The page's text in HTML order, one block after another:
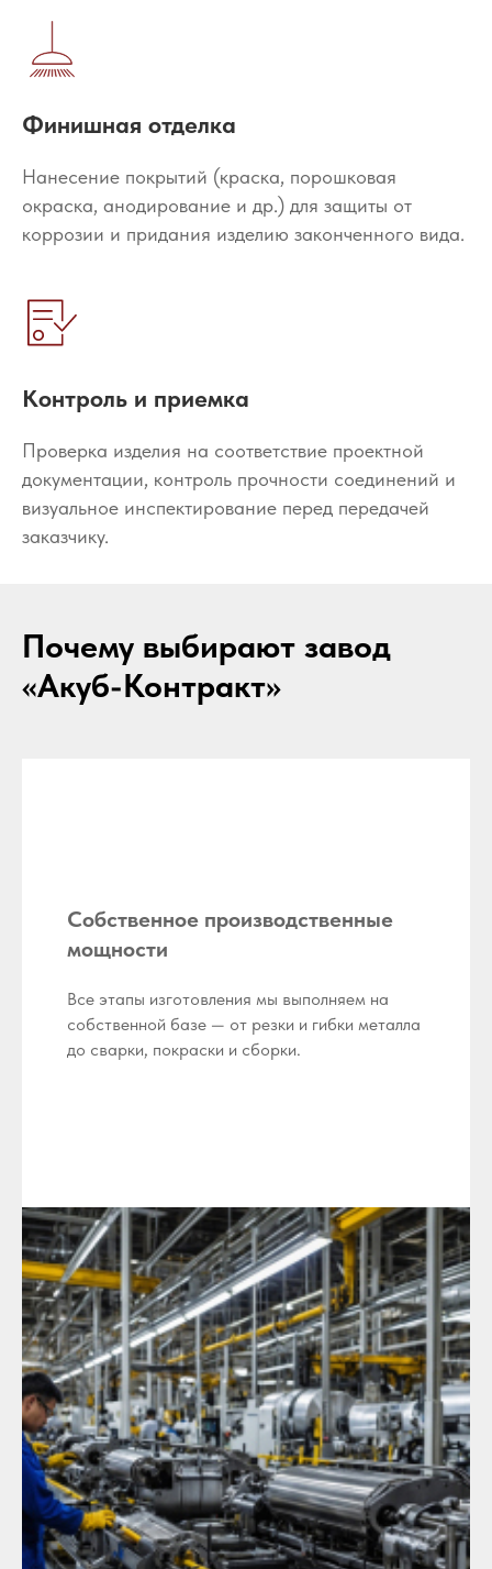
Финишная отделка
Нанесение покрытий (краска, порошковая
окраска, анодирование и др.) для защиты от
коррозии и придания изделию законченного вида.
Контроль и приемка
Проверка изделия на соответствие проектной
документации, контроль прочности соединений и
визуальное инспектирование перед передачей
заказчику.
Почему выбирают завод
«Акуб-Контракт»
Собственное производственные
мощности
Все этапы изготовления мы выполняем на
собственной базе — от резки и гибки металла
до сварки, покраски и сборки.